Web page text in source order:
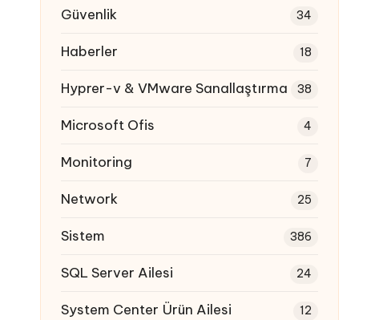
Güvenlik 34
Haberler 18
Hyprer-v & VMware Sanallaştırma 38
Microsoft Ofis 4
Monitoring 7
Network 25
Sistem 386
SQL Server Ailesi 24
System Center Ürün Ailesi 12